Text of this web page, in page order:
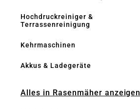
Hochdruckreiniger &
Terrassenreinigung
Kehrmaschinen
Akkus & Ladegeräte
Alles in Rasenmäher anzeigen